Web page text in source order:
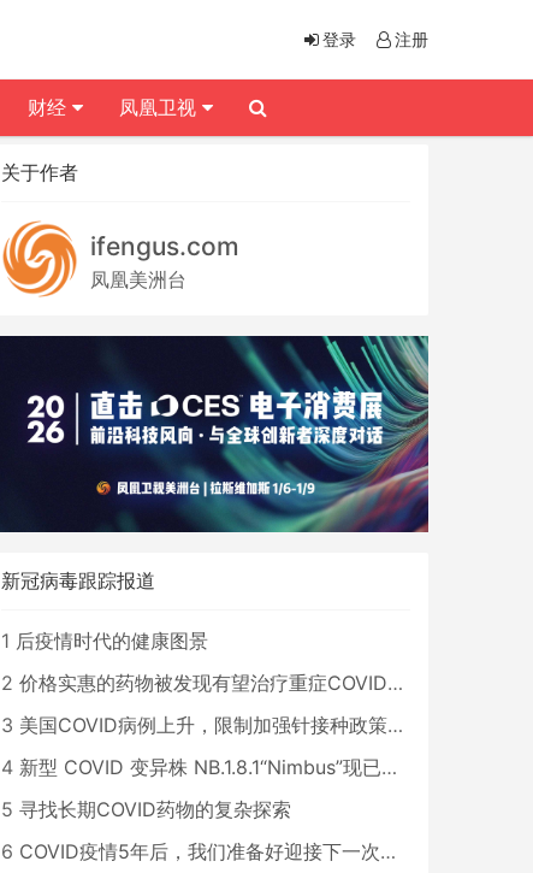
关于作者
ifengus.com
凤凰美洲台
新冠病毒跟踪报道
1 后疫情时代的健康图景
2 价格实惠的药物被发现有望治疗重症COVID患者
3 美国COVID病例上升，限制加强针接种政策即将出台
4 新型 COVID 变异株 NB.1.8.1“Nimbus”现已在美国占据主导地位
5 寻找长期COVID药物的复杂探索
6 COVID疫情5年后，我们准备好迎接下一次大流行了吗？
登录 注册
财经 凤凰卫视